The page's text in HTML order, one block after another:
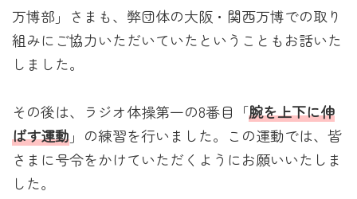
万博部」さまも、弊団体の大阪・関西万博での取り
組みにご協力いただいていたということもお話いた
しました。
その後は、ラジオ体操第一の8番目「腕を上下に伸
ばす運動」の練習を行いました。この運動では、皆
さまに号令をかけていただくようにお願いいたしま
した。